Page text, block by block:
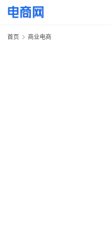
首页 商业电商